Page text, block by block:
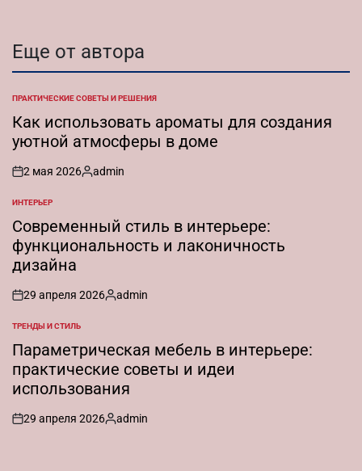
Еще от автора
ОПУБЛИКОВАНО
В
ПРАКТИЧЕСКИЕ СОВЕТЫ И РЕШЕНИЯ
Как использовать ароматы для создания
уютной атмосферы в доме
on
2 мая 2026
Запись
admin
ОПУБЛИКОВАНО
В
ИНТЕРЬЕР
Современный стиль в интерьере:
функциональность и лаконичность
дизайна
on
29 апреля 2026
Запись
admin
ОПУБЛИКОВАНО
В
ТРЕНДЫ И СТИЛЬ
Параметрическая мебель в интерьере:
практические советы и идеи
использования
on
29 апреля 2026
Запись
admin